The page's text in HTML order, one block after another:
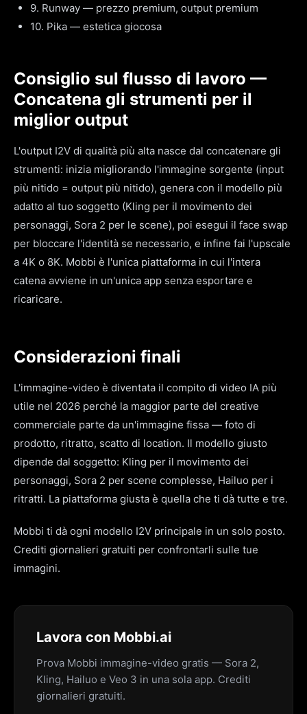
9. Runway — prezzo premium, output premium
10. Pika — estetica giocosa
Consiglio sul flusso di lavoro —
Concatena gli strumenti per il
miglior output
L'output I2V di qualità più alta nasce dal concatenare gli
strumenti: inizia migliorando l'immagine sorgente (input
più nitido = output più nitido), genera con il modello più
adatto al tuo soggetto (Kling per il movimento dei
personaggi, Sora 2 per le scene), poi esegui il face swap
per bloccare l'identità se necessario, e infine fai l'upscale
a 4K o 8K. Mobbi è l'unica piattaforma in cui l'intera
catena avviene in un'unica app senza esportare e
ricaricare.
Considerazioni finali
L'immagine-video è diventata il compito di video IA più
utile nel 2026 perché la maggior parte del creative
commerciale parte da un'immagine fissa — foto di
prodotto, ritratto, scatto di location. Il modello giusto
dipende dal soggetto: Kling per il movimento dei
personaggi, Sora 2 per scene complesse, Hailuo per i
ritratti. La piattaforma giusta è quella che ti dà tutte e tre.
Mobbi ti dà ogni modello I2V principale in un solo posto.
Crediti giornalieri gratuiti per confrontarli sulle tue
immagini.
Lavora con Mobbi.ai
Prova Mobbi immagine-video gratis — Sora 2,
Kling, Hailuo e Veo 3 in una sola app. Crediti
giornalieri gratuiti.